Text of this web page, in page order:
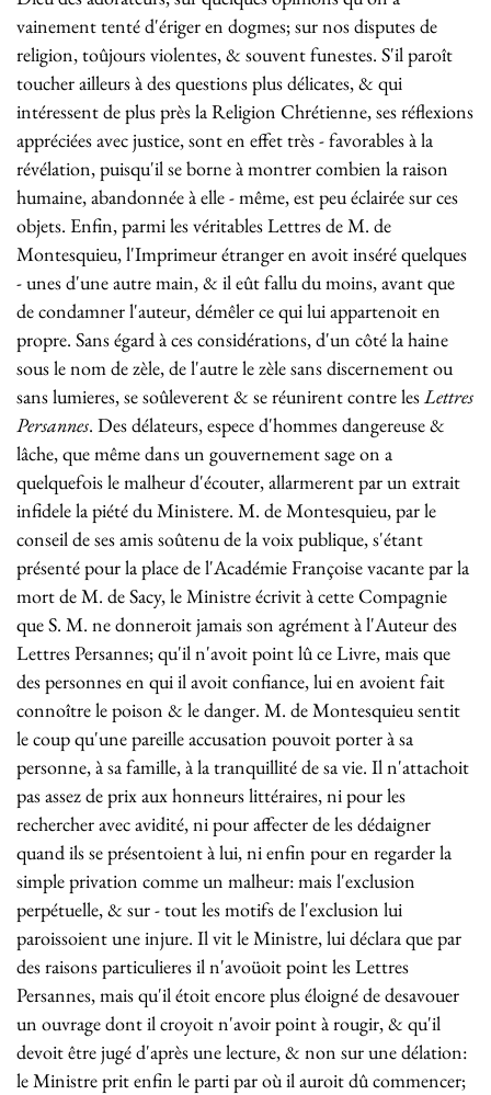
vainement tenté d'ériger en dogmes; sur nos disputes de
religion, toûjours violentes, & souvent funestes. S'il paroît
toucher ailleurs à des questions plus délicates, & qui
intéressent de plus près la Religion Chrétienne, ses réflexions
appréciées avec justice, sont en effet très - favorables à la
révélation, puisqu'il se borne à montrer combien la raison
humaine, abandonnée à elle - même, est peu éclairée sur ces
objets. Enfin, parmi les véritables Lettres de M. de
Montesquieu, l'Imprimeur étranger en avoit inséré quelques
- unes d'une autre main, & il eût fallu du moins, avant que
de condamner l'auteur, démêler ce qui lui appartenoit en
propre. Sans égard à ces considérations, d'un côté la haine
sous le nom de zèle, de l'autre le zèle sans discernement ou
sans lumieres, se soûleverent & se réunirent contre lesLettres
Persannes. Des délateurs, espece d'hommes dangereuse &
lâche, que même dans un gouvernement sage on a
quelquefois le malheur d'écouter, allarmerent par un extrait
infidele la piété du Ministere. M. de Montesquieu, par le
conseil de ses amis soûtenu de la voix publique, s'étant
présenté pour la place de l'Académie Françoise vacante par la
mort de M. de Sacy, le Ministre écrivit à cette Compagnie
que S. M. ne donneroit jamais son agrément à l'Auteur des
Lettres Persannes; qu'il n'avoit point lû ce Livre, mais que
des personnes en qui il avoit confiance, lui en avoient fait
connoître le poison & le danger. M. de Montesquieu sentit
le coup qu'une pareille accusation pouvoit porter à sa
personne, à sa famille, à la tranquillité de sa vie. Il n'attachoit
pas assez de prix aux honneurs littéraires, ni pour les
rechercher avec avidité, ni pour affecter de les dédaigner
quand ils se présentoient à lui, ni enfin pour en regarder la
simple privation comme un malheur: mais l'exclusion
perpétuelle, & sur - tout les motifs de l'exclusion lui
paroissoient une injure. Il vit le Ministre, lui déclara que par
des raisons particulieres il n'avoüoit point les Lettres
Persannes, mais qu'il étoit encore plus éloigné de desavouer
un ouvrage dont il croyoit n'avoir point à rougir, & qu'il
devoit être jugé d'après une lecture, & non sur une délation:
le Ministre prit enfin le parti par où il auroit dû commencer;